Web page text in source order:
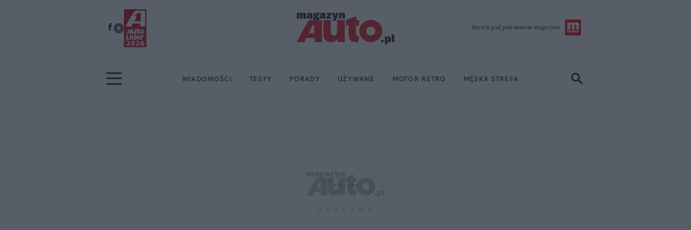
Serwis pod patronatem magazynu
WIADOMOŚCI MOTOR RETRO
TESTY PORADY UŻYWANE MĘSKA STREFA